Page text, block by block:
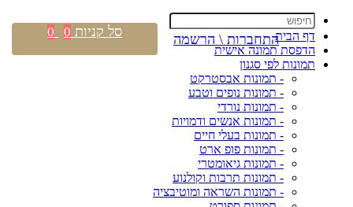
דף הבית
הדפסת תמונה אישית
תמונות לפי סגנון
- תמונות אבסטרקט
- תמונות נופים וטבע
- תמונות נורדי
- תמונות אנשים ודמויות
- תמונות בעלי חיים
- תמונות פופ ארט
- תמונות גיאומטרי
- תמונות תרבות וקולנוע
- תמונות השראה ומוטיבציה
התחברות \ הרשמה סל קניות 0
0